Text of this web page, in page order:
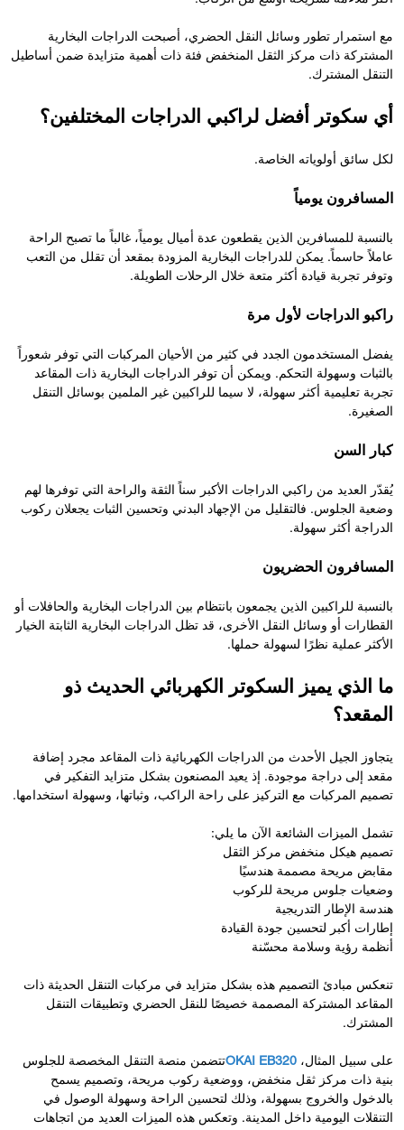
مع استمرار تطور وسائل النقل الحضري، أصبحت الدراجات البخارية
المشتركة ذات مركز الثقل المنخفض فئة ذات أهمية متزايدة ضمن أساطيل
التنقل المشترك.
أي سكوتر أفضل لراكبي الدراجات المختلفين؟
لكل سائق أولوياته الخاصة.
المسافرون يومياً
بالنسبة للمسافرين الذين يقطعون عدة أميال يومياً، غالباً ما تصبح الراحة
عاملاً حاسماً. يمكن للدراجات البخارية المزودة بمقعد أن تقلل من التعب
وتوفر تجربة قيادة أكثر متعة خلال الرحلات الطويلة.
راكبو الدراجات لأول مرة
يفضل المستخدمون الجدد في كثير من الأحيان المركبات التي توفر شعوراً
بالثبات وسهولة التحكم. ويمكن أن توفر الدراجات البخارية ذات المقاعد
تجربة تعليمية أكثر سهولة، لا سيما للراكبين غير الملمين بوسائل التنقل
الصغيرة.
كبار السن
يُقدّر العديد من راكبي الدراجات الأكبر سناً الثقة والراحة التي توفرها لهم
وضعية الجلوس. فالتقليل من الإجهاد البدني وتحسين الثبات يجعلان ركوب
الدراجة أكثر سهولة.
المسافرون الحضريون
بالنسبة للراكبين الذين يجمعون بانتظام بين الدراجات البخارية والحافلات أو
القطارات أو وسائل النقل الأخرى، قد تظل الدراجات البخارية الثابتة الخيار
الأكثر عملية نظرًا لسهولة حملها.
ما الذي يميز السكوتر الكهربائي الحديث ذو
المقعد؟
يتجاوز الجيل الأحدث من الدراجات الكهربائية ذات المقاعد مجرد إضافة
مقعد إلى دراجة موجودة. إذ يعيد المصنعون بشكل متزايد التفكير في
تصميم المركبات مع التركيز على راحة الراكب، وثباتها، وسهولة استخدامها.
تشمل الميزات الشائعة الآن ما يلي:
تصميم هيكل منخفض مركز الثقل
مقابض مريحة مصممة هندسيًا
وضعيات جلوس مريحة للركوب
هندسة الإطار التدريجية
إطارات أكبر لتحسين جودة القيادة
أنظمة رؤية وسلامة محسّنة
تنعكس مبادئ التصميم هذه بشكل متزايد في مركبات التنقل الحديثة ذات
المقاعد المشتركة المصممة خصيصًا للنقل الحضري وتطبيقات التنقل
المشترك.
على سبيل المثال، OKAI EB320تتضمن منصة التنقل المخصصة للجلوس
بنية ذات مركز ثقل منخفض، ووضعية ركوب مريحة، وتصميم يسمح
بالدخول والخروج بسهولة، وذلك لتحسين الراحة وسهولة الوصول في
التنقلات اليومية داخل المدينة. وتعكس هذه الميزات العديد من اتجاهات